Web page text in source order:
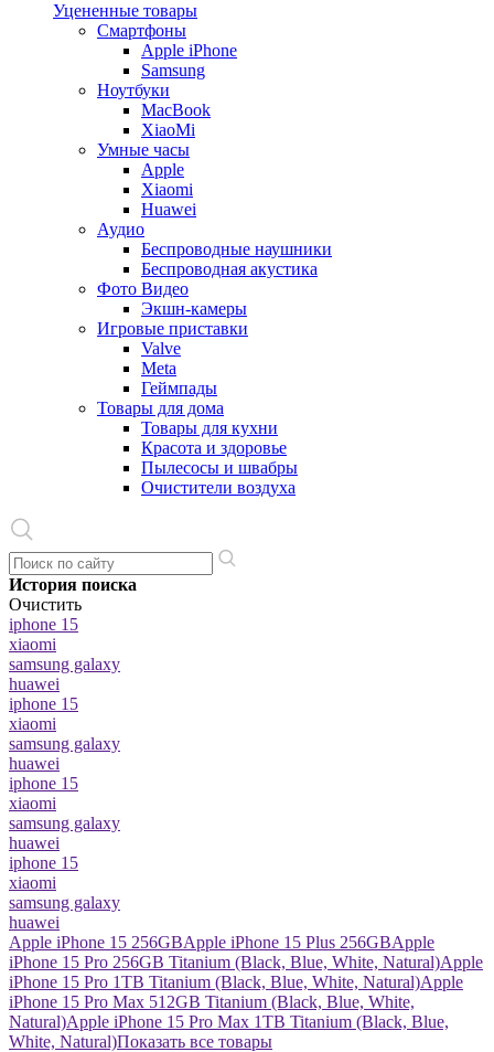
Уцененные товары
Cмартфоны
Apple iPhone
Samsung
Ноутбуки
MacBook
XiaoMi
Умные часы
Apple
Xiaomi
Huawei
Аудио
Беспроводные наушники
Беспроводная акустика
Фото Видео
Экшн-камеры
Игровые приставки
Valve
Meta
Геймпады
Товары для дома
Товары для кухни
Красота и здоровье
Пылесосы и швабры
Очистители воздуха
История поиска
Очистить
iphone 15
xiaomi
samsung galaxy
huawei
iphone 15
xiaomi
samsung galaxy
huawei
iphone 15
xiaomi
samsung galaxy
huawei
iphone 15
xiaomi
samsung galaxy
huawei
Apple iPhone 15 256GBApple iPhone 15 Plus 256GBApple
iPhone 15 Pro 256GB Titanium (Black, Blue, White, Natural)Apple
iPhone 15 Pro 1TB Titanium (Black, Blue, White, Natural)Apple
iPhone 15 Pro Max 512GB Titanium (Black, Blue, White,
Natural)Apple iPhone 15 Pro Max 1TB Titanium (Black, Blue,
White, Natural)Показать все товары